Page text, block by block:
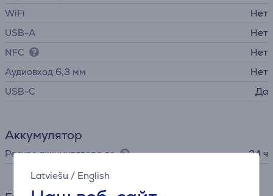
Latviešu / English
WiFi
Нет
USB-A
Нет
NFC
Нет
Аудиовход 6,3 мм
Нет
USB-C
Да
Аккумулятор
Ресурс аккумулятора до 24 ч